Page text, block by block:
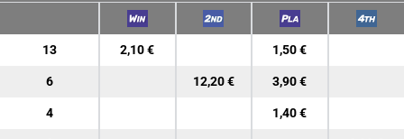
13 2,10 € 1,50 €
6 12,20 € 3,90 €
4 1,40 €